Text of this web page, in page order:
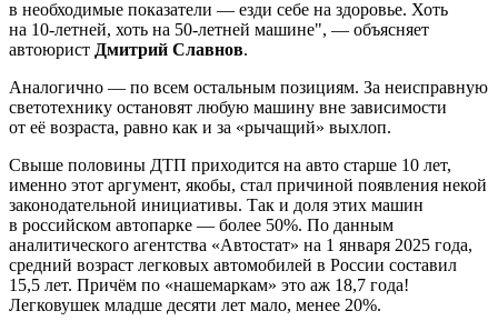
в необходимые показатели — езди себе на здоровье. Хоть
на 10-летней, хоть на 50-летней машине", — объясняет
автоюрист Дмитрий Славнов.
Аналогично — по всем остальным позициям. За неисправную
светотехнику остановят любую машину вне зависимости
от её возраста, равно как и за «рычащий» выхлоп.
Свыше половины ДТП приходится на авто старше 10 лет,
именно этот аргумент, якобы, стал причиной появления некой
законодательной инициативы. Так и доля этих машин
в российском автопарке — более 50%. По данным
аналитического агентства «Автостат» на 1 января 2025 года,
средний возраст легковых автомобилей в России составил
15,5 лет. Причём по «нашемаркам» это аж 18,7 года!
Легковушек младше десяти лет мало, менее 20%.